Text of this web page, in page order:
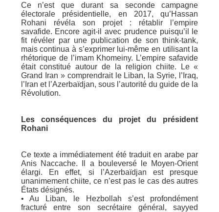
Ce n’est que durant sa seconde campagne
électorale présidentielle, en 2017, qu’Hassan
Rohani révéla son projet : rétablir l’empire
savafide. Encore agit-il avec prudence puisqu’il le
fit révéler par une publication de son think-tank,
mais continua à s’exprimer lui-même en utilisant la
rhétorique de l’imam Khomeiny. L’empire safavide
était constitué autour de la religion chiite. Le «
Grand Iran » comprendrait le Liban, la Syrie, l’Iraq,
l’Iran et l’Azerbaïdjan, sous l’autorité du guide de la
Révolution.
Les conséquences du projet du président
Rohani
Ce texte a immédiatement été traduit en arabe par
Anis Naccache. Il a bouleversé le Moyen-Orient
élargi. En effet, si l’Azerbaïdjan est presque
unanimement chiite, ce n’est pas le cas des autres
États désignés.
• Au Liban, le Hezbollah s’est profondément
fracturé entre son secrétaire général, sayyed